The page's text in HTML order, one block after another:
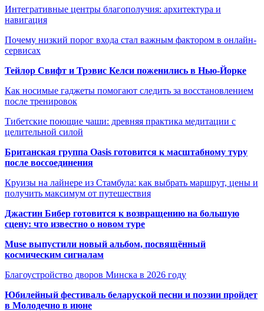
Интегративные центры благополучия: архитектура и
навигация
Почему низкий порог входа стал важным фактором в онлайн-
сервисах
Тейлор Свифт и Трэвис Келси поженились в Нью-Йорке
Как носимые гаджеты помогают следить за восстановлением
после тренировок
Тибетские поющие чаши: древняя практика медитации с
целительной силой
Британская группа Oasis готовится к масштабному туру
после воссоединения
Круизы на лайнере из Стамбула: как выбрать маршрут, цены и
получить максимум от путешествия
Джастин Бибер готовится к возвращению на большую
сцену: что известно о новом туре
Muse выпустили новый альбом, посвящённый
космическим сигналам
Благоустройство дворов Минска в 2026 году
Юбилейный фестиваль беларуской песни и поэзии пройдет
в Молодечно в июне